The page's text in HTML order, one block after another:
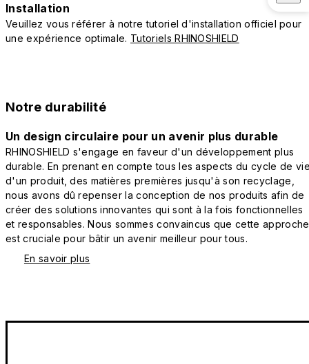
Installation
Veuillez vous référer à notre tutoriel d'installation officiel pour
une expérience optimale. Tutoriels RHINOSHIELD
Notre durabilité
Un design circulaire pour un avenir plus durable
RHINOSHIELD s'engage en faveur d'un développement plus
durable. En prenant en compte tous les aspects du cycle de
d'un produit, des matières premières jusqu'à son recyclage,
nous avons dû repenser la conception de nos produits afin de
créer des solutions innovantes qui sont à la fois fonctionnelles
et responsables. Nous sommes convaincus que cette approche
est cruciale pour bâtir un avenir meilleur pour tous.
En savoir plus